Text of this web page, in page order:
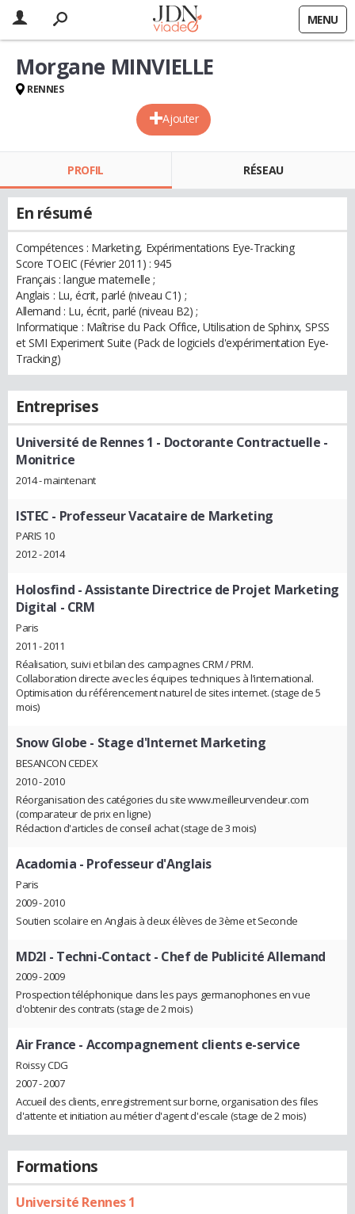
MENU
Ajouter
Morgane MINVIELLE
RENNES
PROFIL RÉSEAU
En résumé
Compétences : Marketing, Expérimentations Eye-Tracking
Score TOEIC (Février 2011) : 945
Français : langue maternelle ;
Anglais : Lu, écrit, parlé (niveau C1) ;
Allemand : Lu, écrit, parlé (niveau B2) ;
Informatique : Maîtrise du Pack Office, Utilisation de Sphinx, SPSS
et SMI Experiment Suite (Pack de logiciels d'expérimentation Eye-
Tracking)
Entreprises
Université de Rennes 1 - Doctorante Contractuelle -
Monitrice
2014 - maintenant
ISTEC - Professeur Vacataire de Marketing
PARIS 10
2012 - 2014
Holosfind - Assistante Directrice de Projet Marketing
Digital - CRM
Paris
2011 - 2011
Réalisation, suivi et bilan des campagnes CRM / PRM.
Collaboration directe avec les équipes techniques à l’international.
Optimisation du référencement naturel de sites internet. (stage de 5
mois)
Snow Globe - Stage d'Internet Marketing
BESANCON CEDEX
2010 - 2010
Réorganisation des catégories du site www.meilleurvendeur.com
(comparateur de prix en ligne)
Rédaction d'articles de conseil achat (stage de 3 mois)
Acadomia - Professeur d'Anglais
Paris
2009 - 2010
Soutien scolaire en Anglais à deux élèves de 3ème et Seconde
MD2I - Techni-Contact - Chef de Publicité Allemand
2009 - 2009
Prospection téléphonique dans les pays germanophones en vue
d'obtenir des contrats (stage de 2 mois)
Air France - Accompagnement clients e-service
Roissy CDG
2007 - 2007
Accueil des clients, enregistrement sur borne, organisation des files
d'attente et initiation au métier d'agent d'escale (stage de 2 mois)
Formations
Université Rennes 1